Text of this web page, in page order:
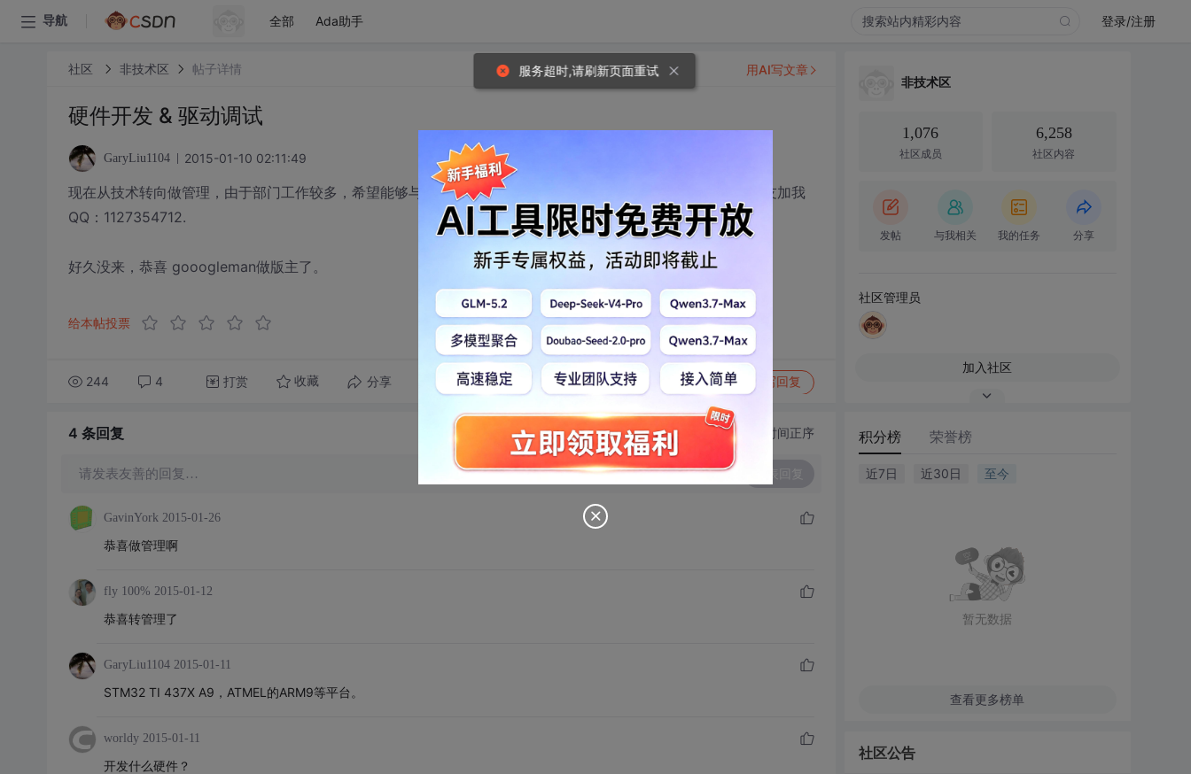
导航 全部 Ada助手 登录/注册
社区 非技术区 帖子详情
硬件开发 & 驱动调试
GaryLiu1104 2015-01-10 02:11:49
现在从技术转向做管理，由于部门工作较多，希望能够与一些硬件开发和驱动调试的高手交流合作，有兴趣的朋友加我
QQ：1127354712.
好久没来，恭喜 gooogleman做版主了。
给本帖投票
244 4 打赏 收藏 分享 转发到动态 举报 写回复
用AI写文章
4 条回复 切换为时间正序
请发表友善的回复…
GavinYork 2015-01-26
恭喜做管理啊
fly 100% 2015-01-12
恭喜转管理了
GaryLiu1104 2015-01-11
STM32 TI 437X A9，ATMEL的ARM9等平台。
worldy 2015-01-11
开发什么硬件？
非技术区
1,076
社区成员
6,258
社区内容
发帖 与我相关 我的任务 分享
社区管理员
加入社区
积分榜 荣誉榜
近7日 近30日 至今
暂无数据
查看更多榜单
社区公告
服务超时,请刷新页面重试